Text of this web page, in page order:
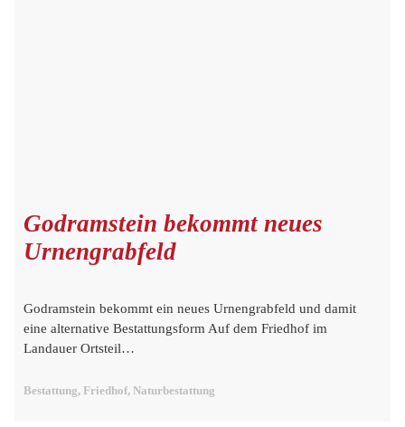
Godramstein bekommt neues
Urnengrabfeld
Godramstein bekommt ein neues Urnengrabfeld und damit
eine alternative Bestattungsform Auf dem Friedhof im
Landauer Ortsteil…
Bestattung, Friedhof, Naturbestattung